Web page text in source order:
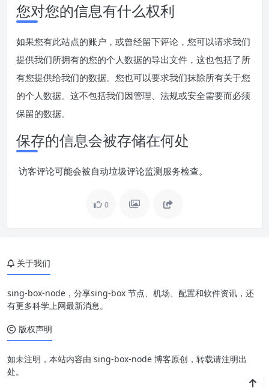
您对您的信息有什么权利
如果您有此站点的账户，或曾经留下评论，您可以请求我们
提供我们所拥有的您的个人数据的导出文件，这也包括了所
有您提供给我们的数据。您也可以要求我们抹除所有关于您
的个人数据。这不包括我们因管理、法规或安全需要而必须
保留的数据。
保存的信息会被存储在何处
访客评论可能会被自动垃圾评论监测服务检查。
0
关于我们
sing-box-node，分享sing-box 节点、机场、配置和软件资讯，还
有更多科学上网最新消息。
版权声明
如未注明，本站内容由 sing-box-node 博客原创，转载请注明出
处。